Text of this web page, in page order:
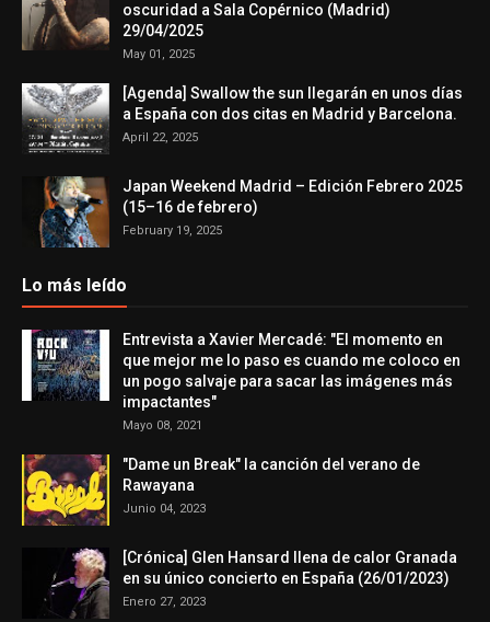
oscuridad a Sala Copérnico (Madrid)
29/04/2025
May 01, 2025
[Agenda] Swallow the sun llegarán en unos días
a España con dos citas en Madrid y Barcelona.
April 22, 2025
Japan Weekend Madrid – Edición Febrero 2025
(15–16 de febrero)
February 19, 2025
Lo más leído
Entrevista a Xavier Mercadé: "El momento en
que mejor me lo paso es cuando me coloco en
un pogo salvaje para sacar las imágenes más
impactantes"
Mayo 08, 2021
"Dame un Break" la canción del verano de
Rawayana
Junio 04, 2023
[Crónica] Glen Hansard llena de calor Granada
en su único concierto en España (26/01/2023)
Enero 27, 2023